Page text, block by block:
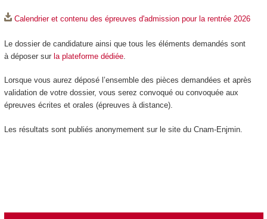
Calendrier et contenu des épreuves d'admission pour la rentrée 2026
Le dossier de candidature ainsi que tous les éléments demandés sont
à déposer sur la plateforme dédiée.
Lorsque vous aurez déposé l’ensemble des pièces demandées et après
validation de votre dossier, vous serez convoqué ou convoquée aux
épreuves écrites et orales (épreuves à distance).
Les résultats sont publiés anonymement sur le site du Cnam-Enjmin.